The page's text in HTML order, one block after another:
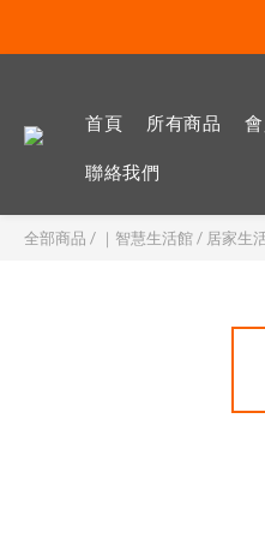
首頁 所有商品
聯絡我們
全部商品 / ｜智慧生活館/ 居家生